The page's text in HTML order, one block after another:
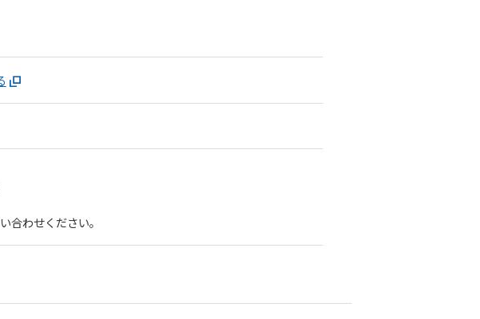
合わせください。
start